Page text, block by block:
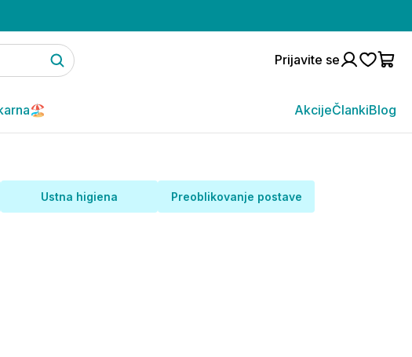
Prijavite se
AkcijeČlankiBlog
Ustna higiena Preoblikovanje postave